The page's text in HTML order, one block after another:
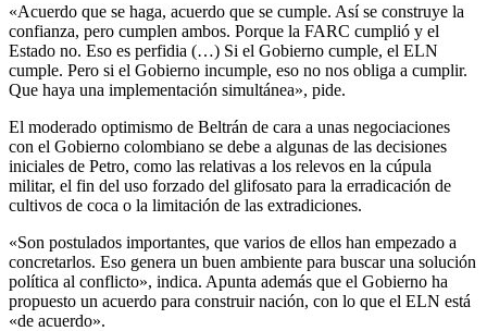
«Acuerdo que se haga, acuerdo que se cumple. Así se construye la
confianza, pero cumplen ambos. Porque la FARC cumplió y el
Estado no. Eso es perfidia (…) Si el Gobierno cumple, el ELN
cumple. Pero si el Gobierno incumple, eso no nos obliga a cumplir.
Que haya una implementación simultánea», pide.
El moderado optimismo de Beltrán de cara a unas negociaciones
con el Gobierno colombiano se debe a algunas de las decisiones
iniciales de Petro, como las relativas a los relevos en la cúpula
militar, el fin del uso forzado del glifosato para la erradicación de
cultivos de coca o la limitación de las extradiciones.
«Son postulados importantes, que varios de ellos han empezado a
concretarlos. Eso genera un buen ambiente para buscar una solución
política al conflicto», indica. Apunta además que el Gobierno ha
propuesto un acuerdo para construir nación, con lo que el ELN está
«de acuerdo».